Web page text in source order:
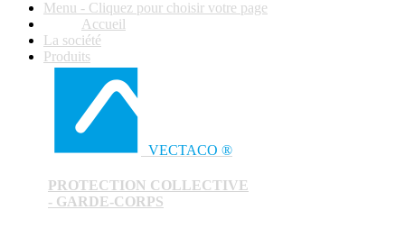
Menu - Cliquez pour choisir votre page
Accueil
La société
Produits
VECTACO ®
PROTECTION COLLECTIVE
- GARDE-CORPS